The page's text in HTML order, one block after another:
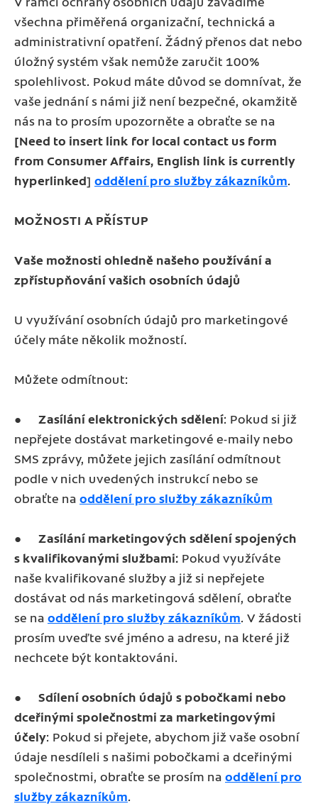
všechna přiměřená organizační, technická a
administrativní opatření. Žádný přenos dat nebo
úložný systém však nemůže zaručit 100%
spolehlivost. Pokud máte důvod se domnívat, že
vaše jednání s námi již není bezpečné, okamžitě
nás na to prosím upozorněte a obraťte se na
[Need to insert link for local contact us form
from Consumer Affairs, English link is currently
hyperlinked] oddělení pro služby zákazníkům.
MOŽNOSTI A PŘÍSTUP
Vaše možnosti ohledně našeho používání a
zpřístupňování vašich osobních údajů
U využívání osobních údajů pro marketingové
účely máte několik možností.
Můžete odmítnout:
● Zasílání elektronických sdělení: Pokud si již
nepřejete dostávat marketingové e-maily nebo
SMS zprávy, můžete jejich zasílání odmítnout
podle v nich uvedených instrukcí nebo se
obraťte na oddělení pro služby zákazníkům
● Zasílání marketingových sdělení spojených
s kvalifikovanými službami: Pokud využíváte
naše kvalifikované služby a již si nepřejete
dostávat od nás marketingová sdělení, obraťte
se na oddělení pro služby zákazníkům. V žádosti
prosím uveďte své jméno a adresu, na které již
nechcete být kontaktováni.
● Sdílení osobních údajů s pobočkami nebo
dceřinými společnostmi za marketingovými
účely: Pokud si přejete, abychom již vaše osobní
údaje nesdíleli s našimi pobočkami a dceřinými
společnostmi, obraťte se prosím na oddělení pro
služby zákazníkům.